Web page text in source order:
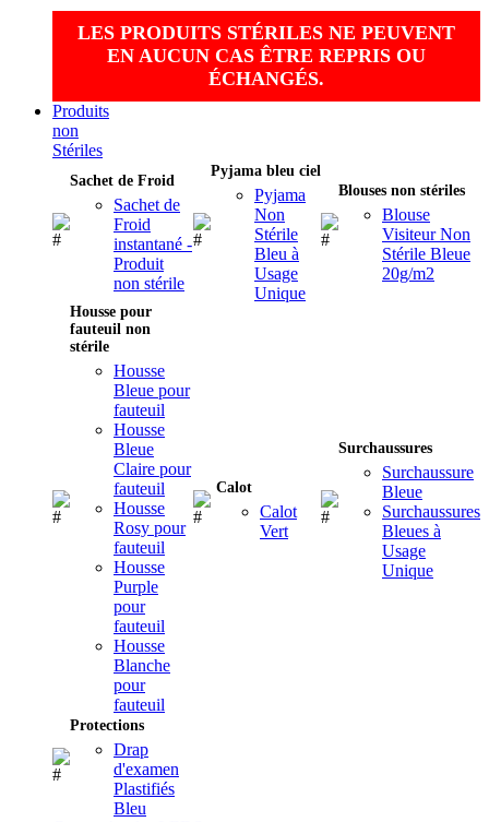
LES PRODUITS STÉRILES NE PEUVENT
EN AUCUN CAS ÊTRE REPRIS OU
ÉCHANGÉS.
Produits
non
Stériles
Sachet de Froid
Sachet de
Froid
instantané -
Produit
non stérile
Pyjama bleu ciel
Pyjama
Non
Stérile
Bleu à
Usage
Unique
Blouses non stériles
Blouse
Visiteur Non
Stérile Bleue
20g/m2
Housse pour
fauteuil non
stérile
Housse
Bleue pour
fauteuil
Housse
Bleue
Claire pour
fauteuil
Housse
Rosy pour
fauteuil
Housse
Purple
pour
fauteuil
Housse
Blanche
pour
fauteuil
Calot
Calot
Vert
Surchaussures
Surchaussure
Bleue
Surchaussures
Bleues à
Usage
Unique
Protections
Drap
d'examen
Plastifiés
Bleu